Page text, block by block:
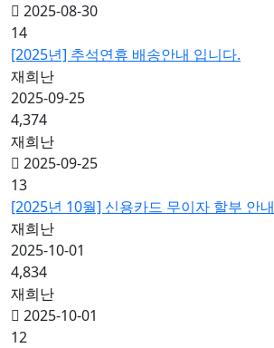
2025-08-30
14
[2025년] 추석연휴 배송안내 입니다.
재희난
2025-09-25
4,374
재희난
2025-09-25
13
[2025년 10월] 신용카드 무이자 할부 안내
재희난
2025-10-01
4,834
재희난
2025-10-01
12